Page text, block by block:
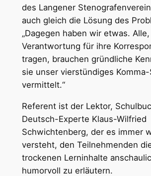
des Langener
auch gleich die Lösung des
„Dagegen haben wir etwas.
Verantwortung für ihre
tragen, brauchen gründliche
sie unser vierstündiges
vermittelt.“
Referent ist der Lektor,
Deutsch-Experte Klaus-Wilfried
Schwichtenberg, der es immer
versteht, den Teilnehmenden
trockenen Lerninhalte
humorvoll zu erläutern.